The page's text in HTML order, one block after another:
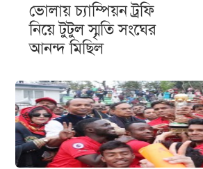
ভোলায় চ্যাম্পিয়ন ট্রফি
নিয়ে টুটুল স্মৃতি সংঘের
আনন্দ মিছিল